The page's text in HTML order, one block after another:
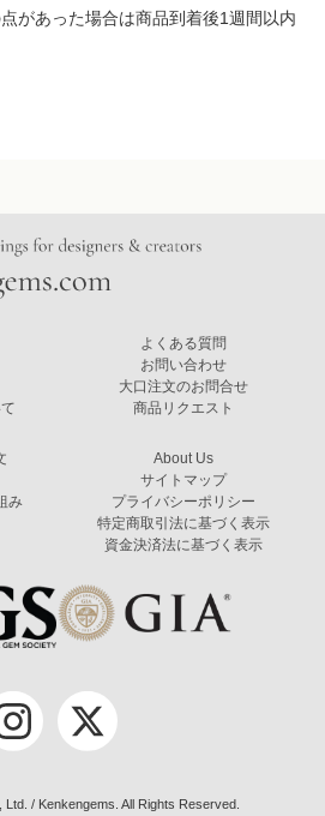
があった場合は商品到着後1週間以内
よくある質問
お問い合わせ
大口注文のお問合せ
商品リクエスト
み
About Us
サイトマップ
プライバシーポリシー
特定商取引法に基づく表示
資金決済法に基づく表示
/ Kenkengems. All Rights Reserved.